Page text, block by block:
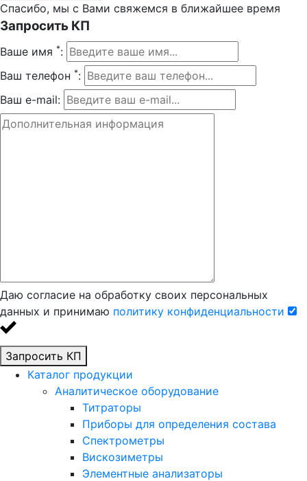
Спасибо, мы с Вами свяжемся в ближайшее время
Запросить КП
Ваше имя *:
Ваш телефон *:
Ваш e-mail:
Даю согласие на обработку своих персональных
данных и принимаю политику конфиденциальности
Запросить КП
Каталог продукции
Аналитическое оборудование
Титраторы
Приборы для определения состава
Спектрометры
Вискозиметры
Элементные анализаторы